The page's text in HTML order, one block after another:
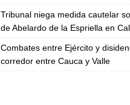
Tribunal niega medida cautelar
de Abelardo de la Espriella en
Combates entre Ejército y
corredor entre Cauca y Valle